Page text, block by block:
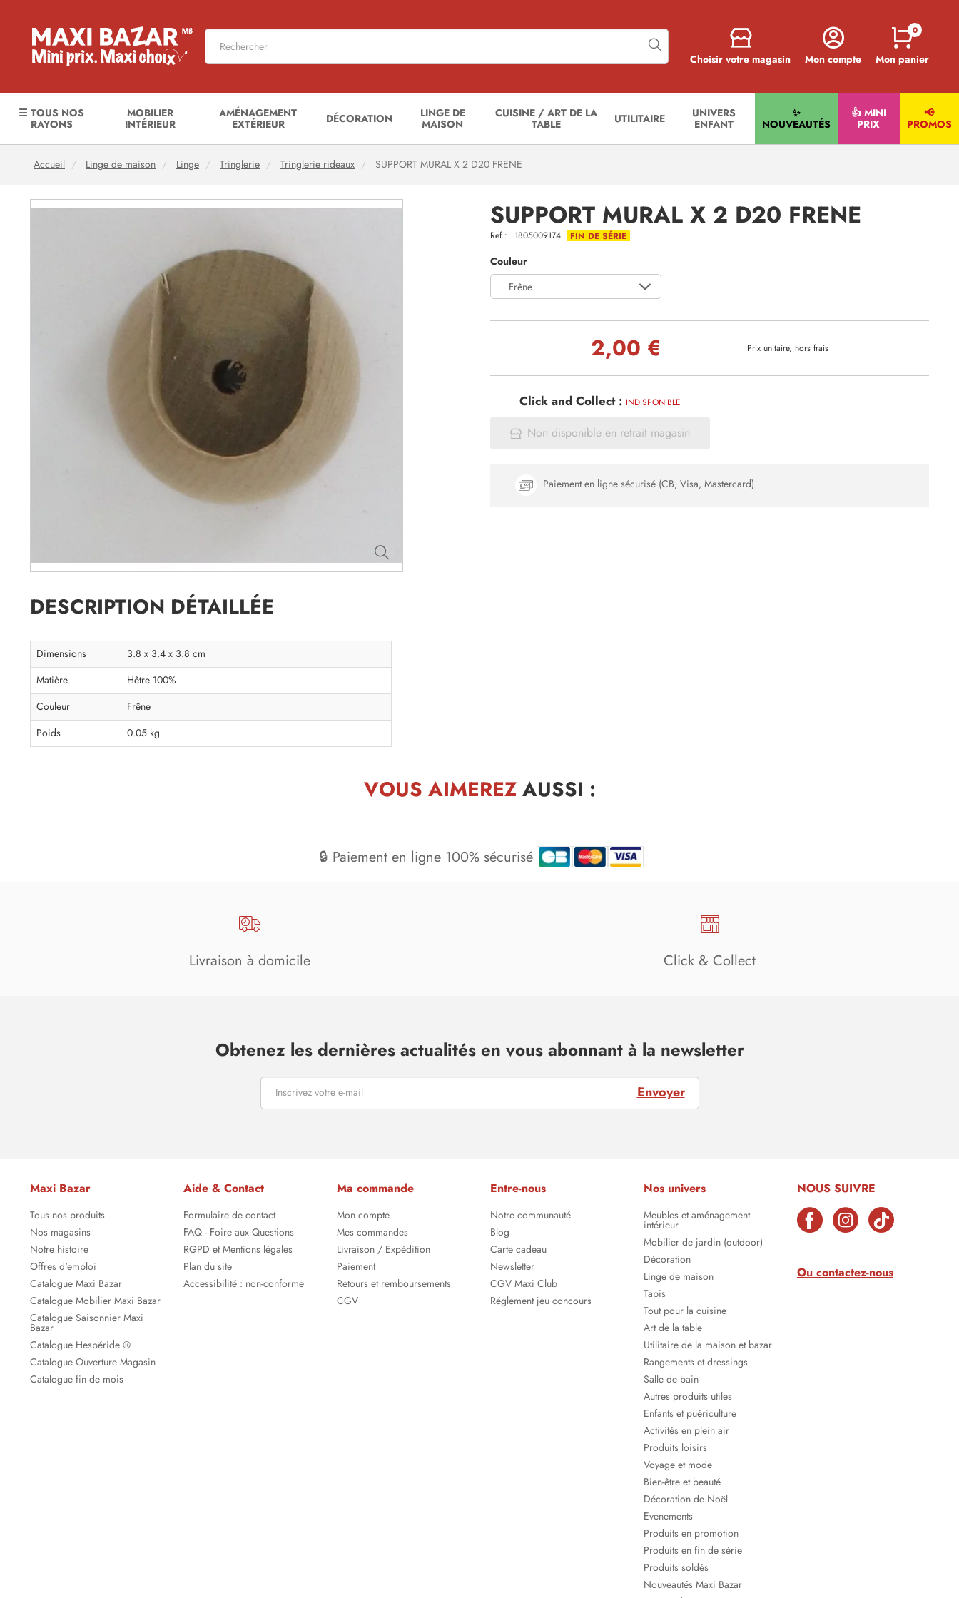
Choisir votre magasin Mon compte Mon panier
0
☰ TOUS NOS
RAYONS
MOBILIER
INTÉRIEUR
AMÉNAGEMENT
EXTÉRIEUR
DÉCORATION
LINGE DE
MAISON
CUISINE / ART DE LA
TABLE
UTILITAIRE
UNIVERS
ENFANT
✨
NOUVEAUTÉS
👍 MINI
PRIX
📢
PROMOS
Accueil Linge de maison Linge Tringlerie Tringlerie rideaux SUPPORT MURAL X 2 D20 FRENE
SUPPORT MURAL X 2 D20 FRENE
Ref : 1805009174 FIN DE SÉRIE
Couleur
Frêne
2,00 € Prix unitaire, hors frais
Click and Collect : INDISPONIBLE
Non disponible en retrait magasin
Paiement en ligne sécurisé (CB, Visa, Mastercard)
DESCRIPTION DÉTAILLÉE
Dimensions
3.8 x 3.4 x 3.8 cm
Matière
Hêtre 100%
Couleur
Frêne
Poids
0.05 kg
VOUS AIMEREZAUSSI :
🔒 Paiement en ligne 100% sécurisé
Livraison à domicile Click & Collect
Obtenez les dernières actualités en vous abonnant à la newsletter
Envoyer
Maxi Bazar
Tous nos produits
Nos magasins
Notre histoire
Offres d'emploi
Catalogue Maxi Bazar
Catalogue Mobilier Maxi Bazar
Catalogue Saisonnier Maxi
Bazar
Catalogue Hespéride ®
Catalogue Ouverture Magasin
Catalogue fin de mois
Aide & Contact
Formulaire de contact
FAQ - Foire aux Questions
RGPD et Mentions légales
Plan du site
Accessibilité : non-conforme
Ma commande
Mon compte
Mes commandes
Livraison / Expédition
Paiement
Retours et remboursements
CGV
Entre-nous
Notre communauté
Blog
Carte cadeau
Newsletter
CGV Maxi Club
Réglement jeu concours
Nos univers
Meubles et aménagement
intérieur
Mobilier de jardin (outdoor)
Décoration
Linge de maison
Tapis
Tout pour la cuisine
Art de la table
Utilitaire de la maison et bazar
Rangements et dressings
Salle de bain
Autres produits utiles
Enfants et puériculture
Activités en plein air
Produits loisirs
Voyage et mode
Bien-être et beauté
Décoration de Noël
Evenements
Produits en promotion
Produits en fin de série
Produits soldés
Nouveautés Maxi Bazar
NOUS SUIVRE
Ou contactez-nous